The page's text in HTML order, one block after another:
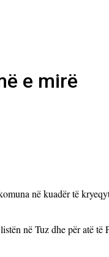
e mirë
në kuadër të
në Tuz dhe për atë të